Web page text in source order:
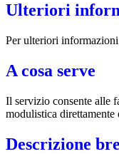
Ulteriori
Per ulteriori informazioni
A cosa serve
Il servizio consente alle
modulistica direttamente
Descrizione